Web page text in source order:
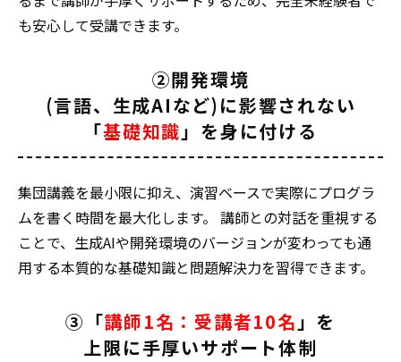
も安心して受講できます。
②開発環境
(言語、生成AIなど)に影響されない
「基礎知識」を身に付ける
集団講義を最小限に抑え、演習ベースで実際にプログラ
ムを書く時間を最大化します。 講師との対話を重視する
ことで、生成AIや開発環境のバージョンが変わっても通
用する本質的な基礎知識と問題解決力を習得できます。
③「講師1名：受講者10名」を
上限に手厚いサポート体制